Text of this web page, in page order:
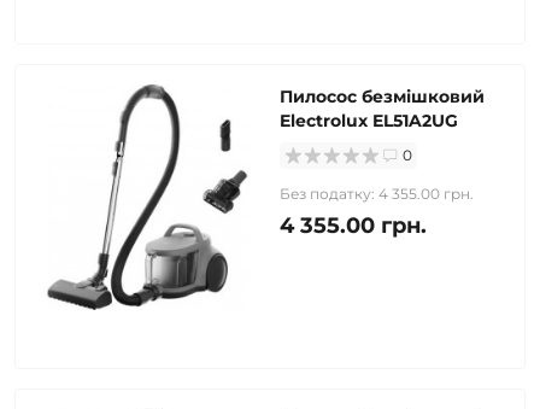
Пилосос безмішковий
Electrolux EL51A2UG
0
Без податку: 4 355.00 грн.
4 355.00 грн.